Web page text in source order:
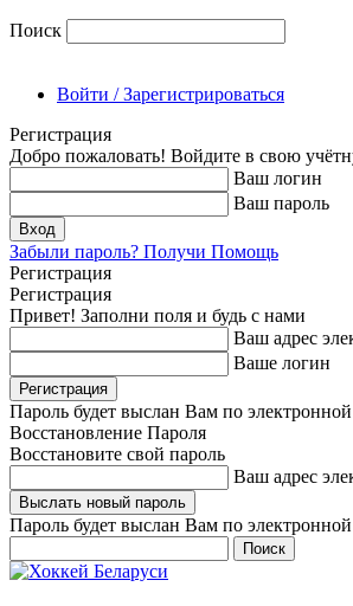
Поиск
Войти / Зарегистрироваться
Регистрация
Добро пожаловать! Войдите в свою
Ваш логин
Ваш пароль
Забыли пароль? Получи Помощь
Регистрация
Регистрация
Привет! Заполни поля и будь с нами
Ваш адрес
Ваше логин
Пароль будет выслан Вам по
Восстановление Пароля
Восстановите свой пароль
Ваш адрес
Пароль будет выслан Вам по